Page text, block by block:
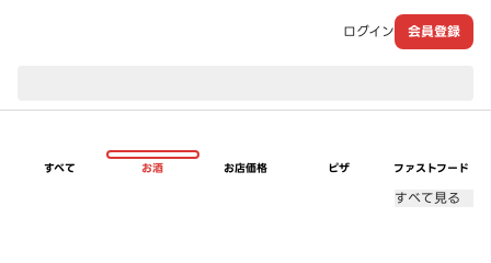
ログイン 会員登録
すべて お酒 お店価格 ピザ ファストフード
すべて見る